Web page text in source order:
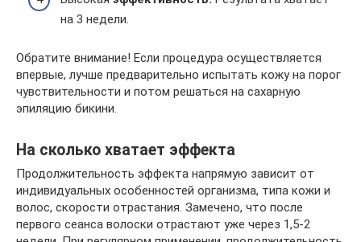
на 3 недели.
Обратите внимание! Если процедура осуществляется
впервые, лучше предварительно испытать кожу на порог
чувствительности и потом решаться на сахарную
эпиляцию бикини.
На сколько хватает эффекта
Продолжительность эффекта напрямую зависит от
индивидуальных особенностей организма, типа кожи и
волос, скорости отрастания. Замечено, что после
первого сеанса волоски отрастают уже через 1,5-2